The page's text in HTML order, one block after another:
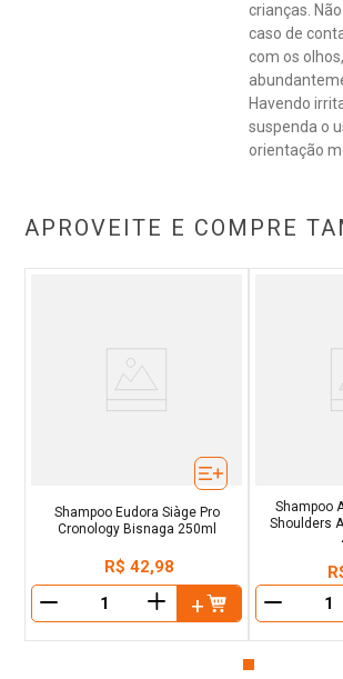
crianças.
caso de
com os
Havendo
suspenda o
orientação
APROVEITE E COMPRE
Shampoo Eudora Siàge Pro
Cronology Bisnaga 250ml
R$ 42,98
＋
Shampoo
Shoulders